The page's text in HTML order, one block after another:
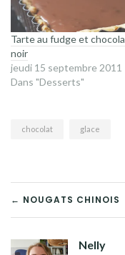
Tarte au fudge et
noir
jeudi 15 septembre 2011
Dans "Desserts"
chocolat glace
DE
← NOUGATS CHINOIS
Nelly